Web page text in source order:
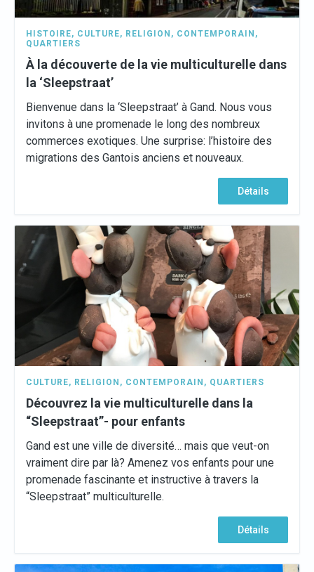
HISTOIRE, CULTURE, RELIGION , CONTEMPORAIN ,
QUARTIERS
À la découverte de la vie multiculturelle dans
la ‘Sleepstraat’
Bienvenue dans la ‘Sleepstraat’ à Gand. Nous vous
invitons à une promenade le long des nombreux
commerces exotiques. Une surprise: l’histoire des
migrations des Gantois anciens et nouveaux.
Détails
CULTURE, RELIGION , CONTEMPORAIN , QUARTIERS
Découvrez la vie multiculturelle dans la
“Sleepstraat”- pour enfants
Gand est une ville de diversité… mais que veut-on
vraiment dire par là? Amenez vos enfants pour une
promenade fascinante et instructive à travers la
“Sleepstraat” multiculturelle.
Détails